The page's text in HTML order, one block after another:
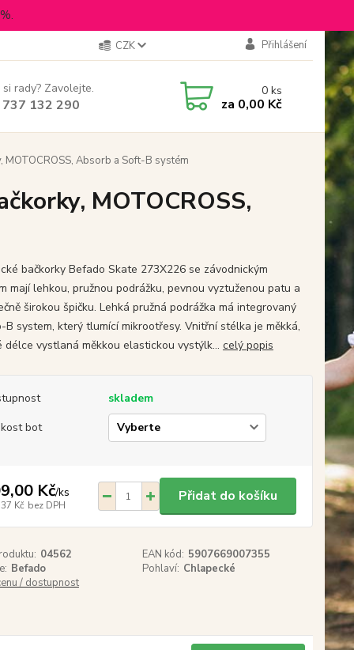
CZK Přihlášení
rady? Zavolejte.
132 290
0ks
za 0,00 Kč
Absorb a Soft-B systém
MOTOCROSS,
bačkorky Befado Skate 273X226 se závodnickým
mají lehkou, pružnou podrážku, pevnou vyztuženou patu a
širokou špičku. Lehká pružná podrážka má integrovaný
B system, který tlumící mikrootřesy. Vnitřní stélka je měkká,
délce vystlaná měkkou elastickou vystýlk... celý popis
skladem
bot
Kč/ks
Kč bez DPH
Přidat do košíku
04562 EAN kód: 5907669007355
Befado Pohlaví: Chlapecké
/ dostupnost